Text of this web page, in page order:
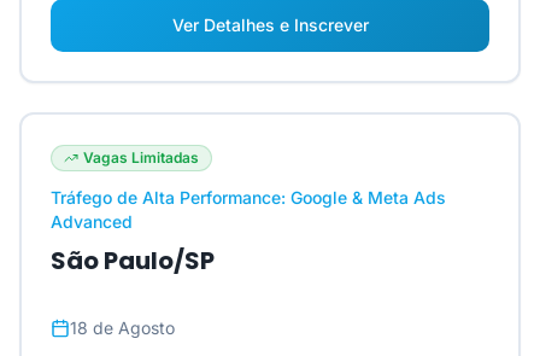
Ver Detalhes e Inscrever
Vagas Limitadas
Tráfego de Alta Performance: Google & Meta Ads
Advanced
São Paulo/SP
18 de Agosto